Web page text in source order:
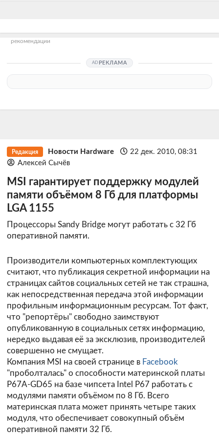
рекомендации
РЕКЛАМА
Редакция Новости Hardware
22 дек. 2010, 08:31
Алексей Сычёв
MSI гарантирует поддержку модулей
памяти объёмом 8 Гб для платформы
LGA 1155
Процессоры Sandy Bridge могут работать с 32 Гб
оперативной памяти.
Производители компьютерных комплектующих
считают, что публикация секретной информации на
страницах сайтов социальных сетей не так страшна,
как непосредственная передача этой информации
профильным информационным ресурсам. Тот факт,
что "репортёры" свободно заимствуют
опубликованную в социальных сетях информацию,
нередко выдавая её за эксклюзив, производителей
совершенно не смущает.
Компания MSI на своей странице в Facebook
"проболталась" о способности материнской платы
P67A-GD65 на базе чипсета Intel P67 работать с
модулями памяти объёмом по 8 Гб. Всего
материнская плата может принять четыре таких
модуля, что обеспечивает совокупный объём
оперативной памяти 32 Гб.